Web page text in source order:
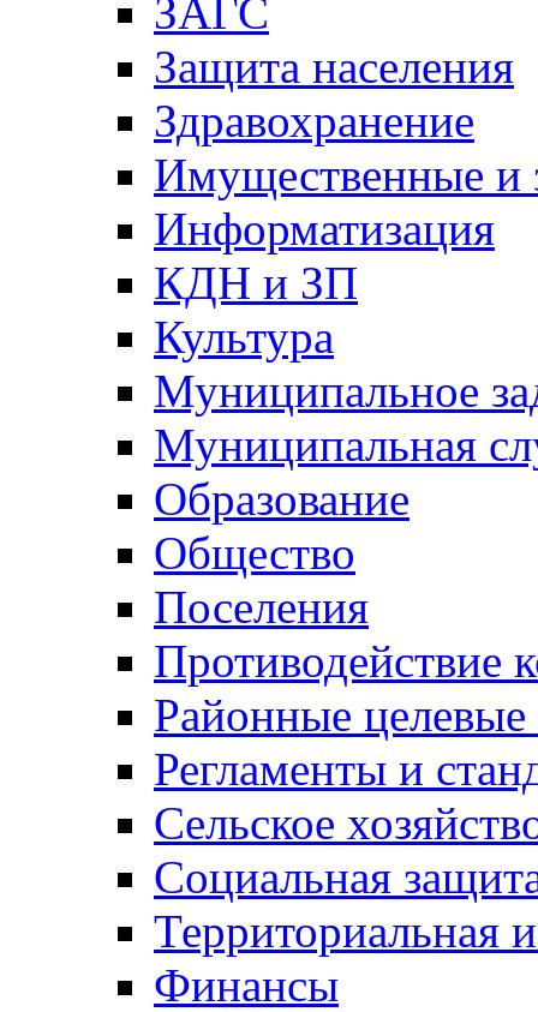
ЗАГС
Защита населения
Здравохранение
Имущественные и
Информатизация
КДН и ЗП
Культура
Муниципальное
Муниципальная
Образование
Общество
Поселения
Противодействие
Районные
Регламенты и
Сельское
Социальная
Территориальная
Финансы